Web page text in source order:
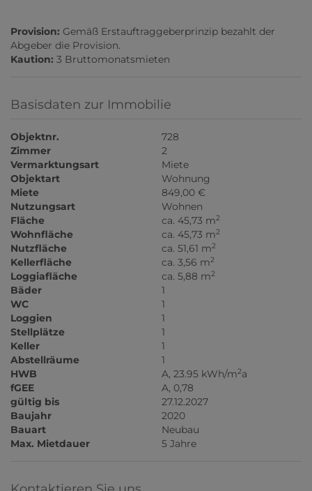
Provision: Gemäß Erstauftraggeberprinzip bezahlt der
Abgeber die Provision.
Kaution: 3 Bruttomonatsmieten
Basisdaten zur Immobilie
Objektnr.
728
Zimmer
2
Vermarktungsart
Miete
Objektart
Wohnung
Miete
849,00 €
Nutzungsart
Wohnen
Fläche
ca. 45,73 m2
Wohnfläche ca. 45,73 m2
Nutzfläche ca. 51,61 m2
Kellerfläche ca. 3,56 m2
Loggiafläche ca. 5,88 m2
Bäder
1
WC
1
Loggien
1
Stellplätze
1
Keller
1
Abstellräume
1
HWB
A, 23.95 kWh/m2a
fGEE
A, 0,78
gültig bis
27.12.2027
Baujahr
2020
Bauart
Neubau
Max. Mietdauer
5 Jahre